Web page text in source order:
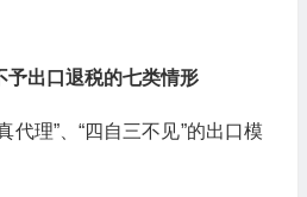
予出口退税的七类情形
代理”、“四自三不见”的出口模